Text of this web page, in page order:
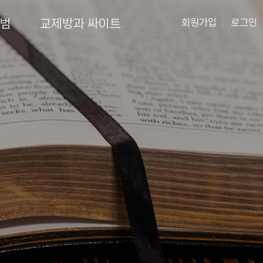
교제방과 싸이트 회원가입 로그인